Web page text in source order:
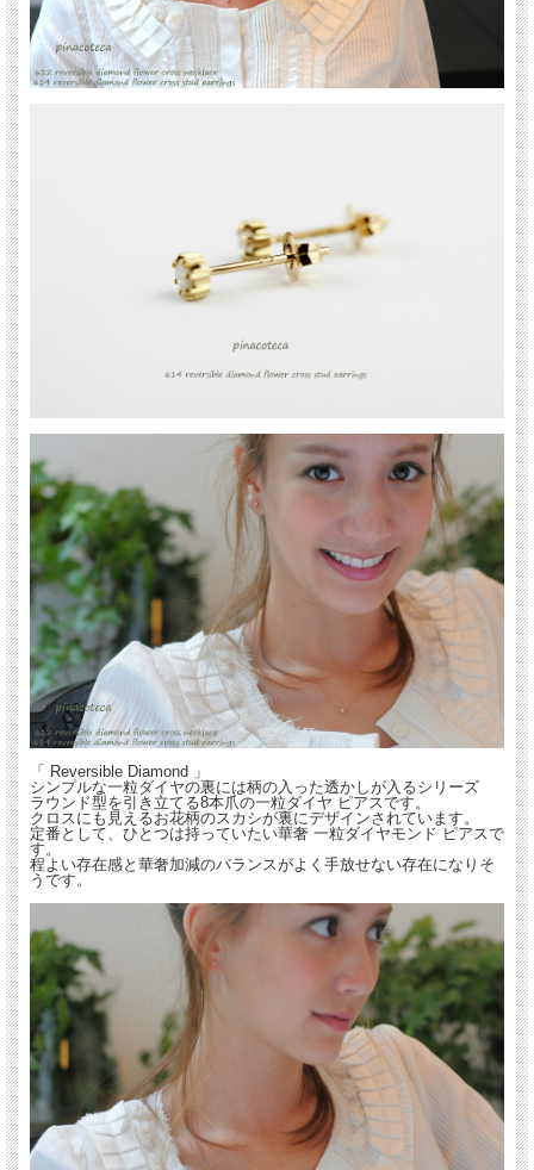
「 Reversible Diamond 」
シンプルな一粒ダイヤの裏には柄の入った透かしが入るシリーズ
ラウンド型を引き立てる8本爪の一粒ダイヤ ピアスです。
クロスにも見えるお花柄のスカシが裏にデザインされています。
定番として、ひとつは持っていたい華奢 一粒ダイヤモンド ピアスで
す。
程よい存在感と華奢加減のバランスがよく手放せない存在になりそ
うです。